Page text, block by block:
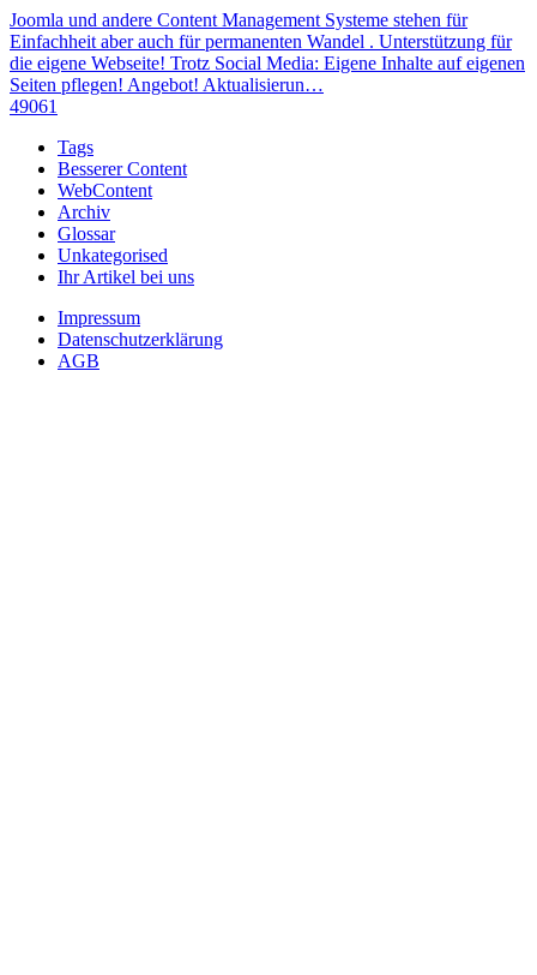
Joomla und andere Content Management Systeme stehen für
Einfachheit aber auch für permanenten Wandel . Unterstützung für
die eigene Webseite! Trotz Social Media: Eigene Inhalte auf eigenen
Seiten pflegen! Angebot! Aktualisierun…
49061
Tags
Besserer Content
WebContent
Archiv
Glossar
Unkategorised
Ihr Artikel bei uns
Impressum
Datenschutzerklärung
AGB